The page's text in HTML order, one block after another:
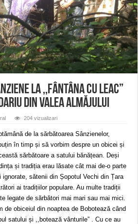
cartier Țerova – avarie – 04.08.2026
– avarie – 03.08.2026 – Calea Caransebeșului
la ,,Fântâna cu leac”
din Valea Almăjului
204 vizualizari
de la sărbătoarea Sânzienelor,
în timp și să vorbim despre un obicei și
sărbătoare a satului bănățean. Deși
și tradiția erau lăsate cât mai de-o parte
sătenii din Șopotul Vechi din Țara
ai tradițiilor populare. Au multe tradiții
legate de sărbători mai mari sau mai mici.
de obiceiul din noaptea de Bobotează când
satului și ,,botează vânturile” . Cu ce au